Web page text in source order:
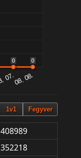
408989
352218